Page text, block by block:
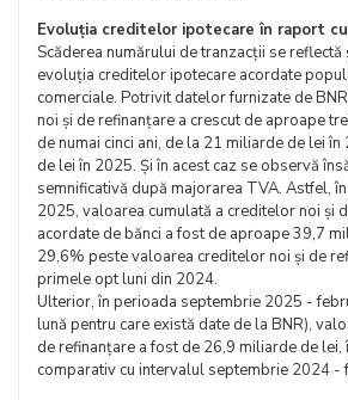
Evoluția creditelor ipotecare în raport
Scăderea numărului de tranzacții se
evoluția creditelor ipotecare acordate
comerciale. Potrivit datelor furnizate de
noi și de refinanțare a crescut de aproape
de numai cinci ani, de la 21 miliarde de lei
de lei în 2025. Și în acest caz se observă
semnificativă după majorarea TVA. Astfel,
2025, valoarea cumulată a creditelor noi și
acordate de bănci a fost de aproape 39,7
29,6% peste valoarea creditelor noi și de
primele opt luni din 2024.
Ulterior, în perioada septembrie 2025 -
lună pentru care există date de la BNR),
de refinanțare a fost de 26,9 miliarde de lei,
comparativ cu intervalul septembrie 2024 -